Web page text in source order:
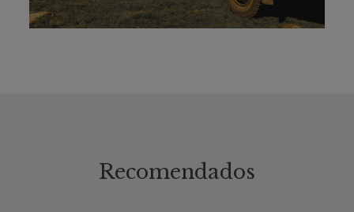
Recomendados